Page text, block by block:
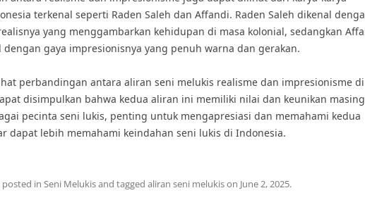
terkenal seperti Raden Saleh dan Affandi. Raden Saleh dikenal
yang menggambarkan kehidupan di masa kolonial, sedangkan
dengan gaya impresionisnya yang penuh warna dan gerakan.
perbandingan antara aliran seni melukis realisme dan impresionisme di
disimpulkan bahwa kedua aliran ini memiliki nilai dan keunikan
pecinta seni lukis, penting untuk mengapresiasi dan memahami kedua
dapat lebih memahami keindahan seni lukis di Indonesia.
posted in Seni Melukisand tagged aliran seni melukison June 2, 2025.